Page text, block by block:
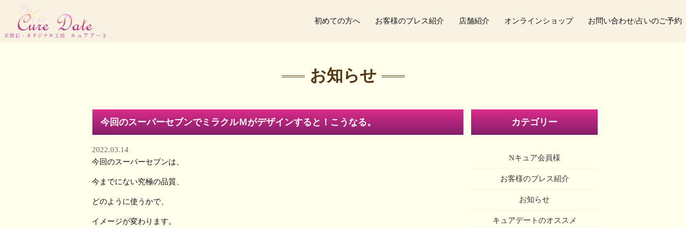
初めての方へ お客様のブレス紹介 店舗紹介 オンラインショップ お問い合わせ/占いのご予約
お知らせ
今回のスーパーセブンでミラクルＭがデザインすると！こうなる。
2022.03.14
今回のスーパーセブンは、
今までにない究極の品質、
どのように使うかで、
イメージが変わります。
カテゴリー
Nキュア会員様
お客様のブレス紹介
お知らせ
キュアデートのオススメ